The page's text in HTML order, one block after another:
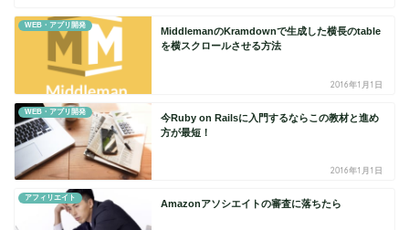
WEB・アプリ開発
MiddlemanのKramdownで生成した横長のtable
を横スクロールさせる方法
2016年1月1日
WEB・アプリ開発
今Ruby on Railsに入門するならこの教材と進め
方が最短！
2016年1月1日
アフィリエイト
Amazonアソシエイトの審査に落ちたら